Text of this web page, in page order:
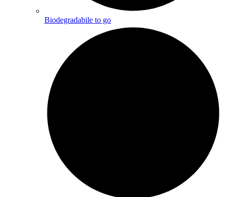
Biodegradabile to go